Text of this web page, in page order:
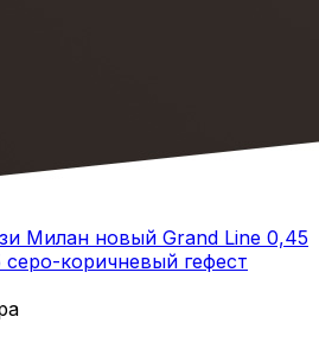
Милан новый Grand Line 0,45
коричневый гефест